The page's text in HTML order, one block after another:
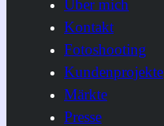
Über mich
Kontakt
Fotoshooting
Kundenprojekte
Märkte
Presse